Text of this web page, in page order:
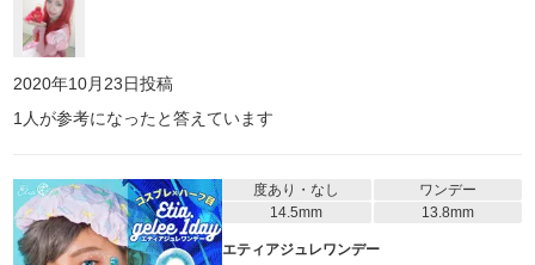
2020年10月23日投稿
1 人が参考になったと答えています
度あり・なし
ワンデー
14.5mm
13.8mm
エティアジュレワンデー